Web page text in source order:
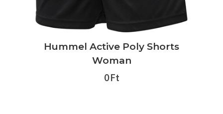
Hummel Active Poly Shorts
Woman
0 Ft